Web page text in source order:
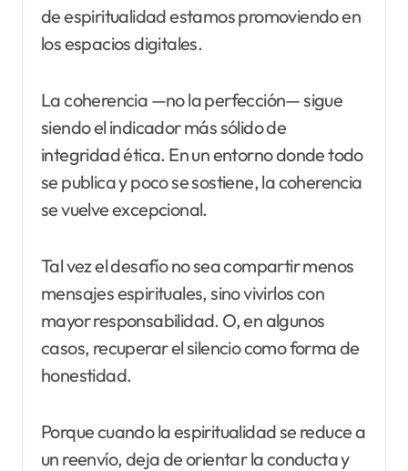
de espiritualidad estamos promoviendo en
los espacios digitales.
La coherencia —no la perfección— sigue
siendo el indicador más sólido de
integridad ética. En un entorno donde todo
se publica y poco se sostiene, la coherencia
se vuelve excepcional.
Tal vez el desafío no sea compartir menos
mensajes espirituales, sino vivirlos con
mayor responsabilidad. O, en algunos
casos, recuperar el silencio como forma de
honestidad.
Porque cuando la espiritualidad se reduce a
un reenvío, deja de orientar la conducta y